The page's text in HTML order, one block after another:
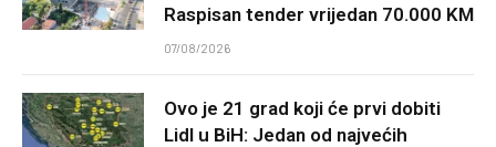
Raspisan tender vrijedan 70.000 KM
07/08/2026
Ovo je 21 grad koji će prvi dobiti
Lidl u BiH: Jedan od najvećih